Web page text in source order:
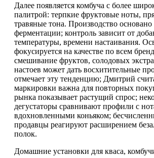
Далее появляется комбуча с более
палитрой: терпкие фруктовые ноты,
травяные тона. Производство
ферментации; контроль зависит от
температуры, времени настаивания.
фокусируется на качестве по всем
смешивание фруктов, солодовых
настоев может дать восхитительные
отмечает эту тенденцию; Дмитрий
маркировки важна для повторных
рынка показывает растущий спрос;
дегустаторы сравнивают профили с
вдохновленными коньяком;
продавцы реагируют расширением
полок.
Домашние установки для кваса,